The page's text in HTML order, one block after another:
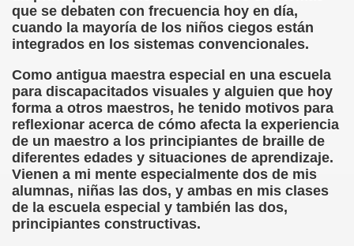
que se debaten con frecuencia hoy en día,
cuando la mayoría de los niños ciegos están
integrados en los sistemas convencionales.
Como antigua maestra especial en una escuela
para discapacitados visuales y alguien que hoy
forma a otros maestros, he tenido motivos para
reflexionar acerca de cómo afecta la experiencia
de un maestro a los principiantes de braille de
diferentes edades y situaciones de aprendizaje.
Vienen a mi mente especialmente dos de mis
alumnas, niñas las dos, y ambas en mis clases
de la escuela especial y también las dos,
principiantes constructivas.
de Obstáculos (Juurmaa, J.)
de Escritura Táctil para Lectores con Ceguera o
de Hombres Ilustres de París (César Puente)
150è Aniversari mort de Louis Braille (CPB de l'ONCE a
Maestro (F. Javier Bernal García)
Vicente (F. Javier Bernal)
Paz)